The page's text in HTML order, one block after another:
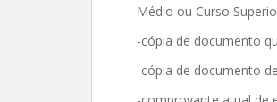
Médio ou Curso
-cópia de documento
-cópia de documento